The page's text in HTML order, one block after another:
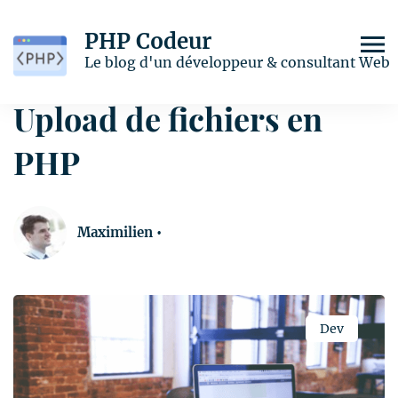
PHP Codeur
Le blog d'un développeur & consultant Web
Home Dev Upload de fichiers en PHP
Upload de fichiers en
PHP
Dev